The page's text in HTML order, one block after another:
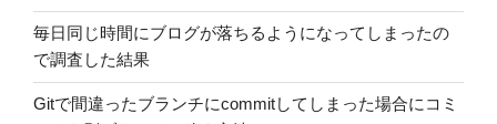
毎日同じ時間にブログが落ちるようになってしまったの
で調査した結果
Gitで間違ったブランチにcommitしてしまった場合にコミ